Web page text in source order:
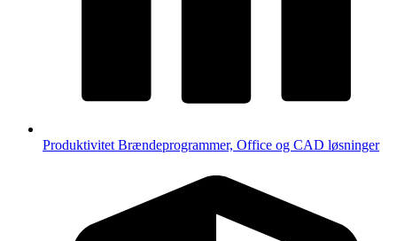
Produktivitet Brændeprogrammer, Office og CAD løsninger